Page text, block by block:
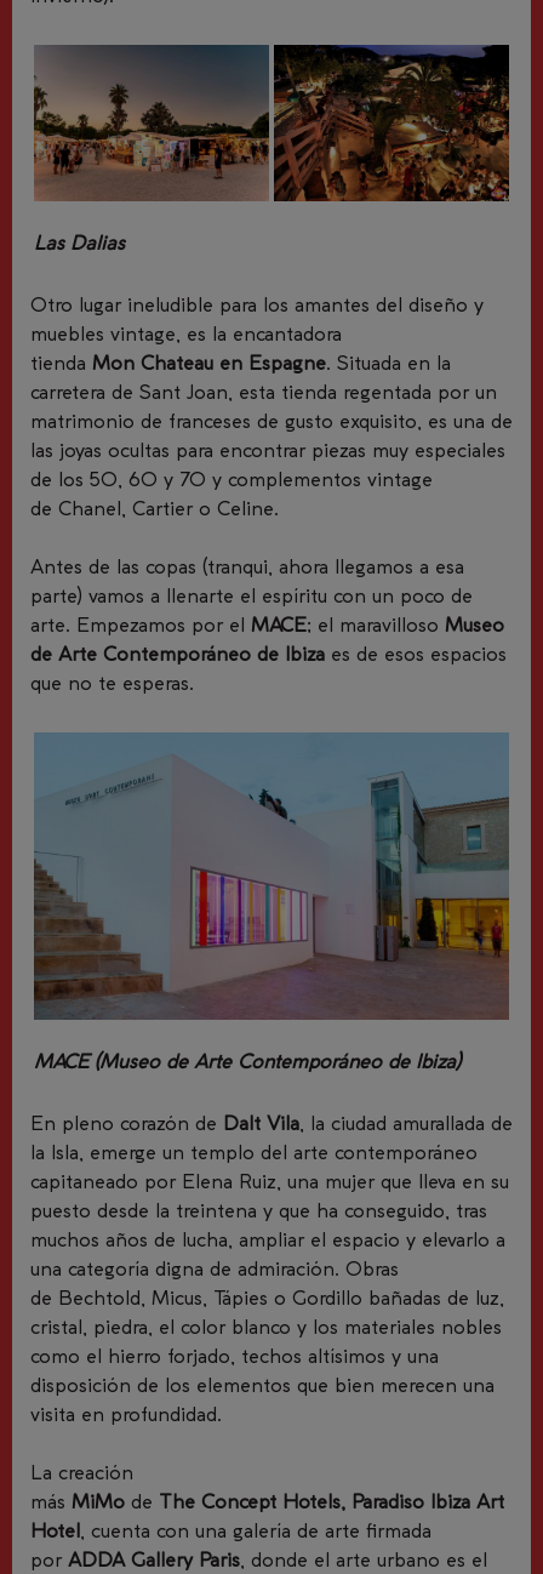
Las Dalias
Otro lugar ineludible para los amantes del diseño y
muebles vintage, es la encantadora
tienda Mon Chateau en Espagne. Situad a en la
carretera de Sant Joan, esta tienda regentada por un
matrimonio de franceses de gusto exquisito, es una de
las joyas ocultas para encontrar piezas muy especiales
de los 50, 60 y 70 y complementos vintage
de Chanel, Cartier o Celine.
Antes de las copas (tranqui, ahora llegamos a esa
parte) vamos a llenarte el espíritu con un poco de
arte. Empezamos por el MACE; el maravilloso Museo
de Arte Contemporáneo de Ibiza es de esos espacios
que no te esperas.
MACE (Museo de Arte Contemporáneo de Ibiza)
En pleno corazón de Dalt Vila , la ciudad amurallada de
la Isla, emerge un templo del arte contemporáneo
capitaneado por Elena Ruiz, una mujer que lleva en su
puesto desde la treintena y que ha conseguido, tras
muchos años de lucha, ampliar el espacio y elevarlo a
una categoría digna de admiración. Obras
de Bechtold, Micus, Tápies o Gordillo bañadas de luz,
cristal, piedra, el color blanco y los materiales nobles
como el hierro forjado, techos altísimos y una
disposición de los elementos que bien merecen una
visita en profundidad.
La creación
más MiMo de
The Concept Hotels, Paradiso Ibiza Art
Hotel
cuenta con una galería de arte firmada
por ADDA Gallery Paris , donde el arte urbano es el